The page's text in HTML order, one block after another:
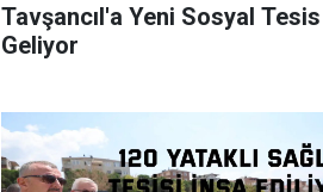
Tavşancıl'a Yeni Sosyal Tesis
Geliyor